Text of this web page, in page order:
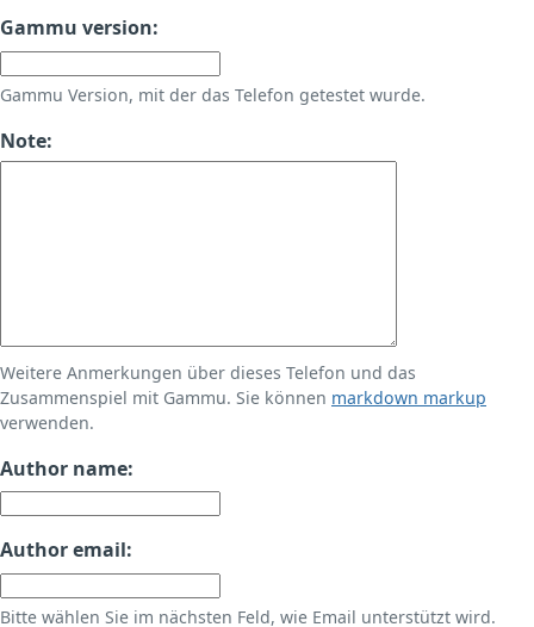
Gammu version:
Gammu Version, mit der das Telefon getestet wurde.
Note:
Weitere Anmerkungen über dieses Telefon und das
Zusammenspiel mit Gammu. Sie können markdown markup
verwenden.
Author name:
Author email:
Bitte wählen Sie im nächsten Feld, wie Email unterstützt wird.